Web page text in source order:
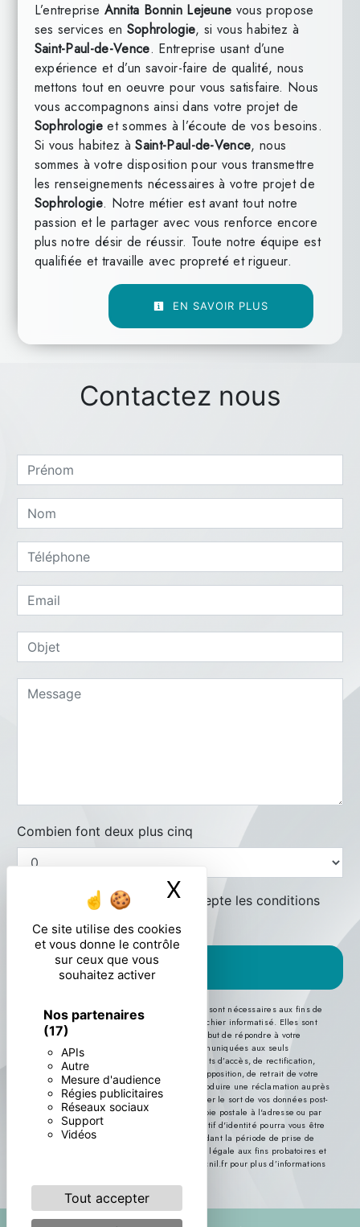
Ce site utilise des cookies
et vous donne le contrôle
sur ceux que vous
souhaitez activer
Nos partenaires
(17)
APIs
Autre
Mesure d'audience
Régies publicitaires
Réseaux sociaux
Support
Vidéos
Tout accepter
X Masquer le
L’entreprise Annita Bonnin Lejeune vous propose
ses services en Sophrologie, si vous habitez à
Saint-Paul-de-Vence. Entreprise usant d’une
expérience et d’un savoir-faire de qualité, nous
mettons tout en oeuvre pour vous satisfaire. Nous
vous accompagnons ainsi dans votre projet de
Sophrologie et sommes à l’écoute de vos besoins.
Si vous habitez àSaint-Paul-de-Vence, nous
sommes à votre disposition pour vous transmettre
les renseignements nécessaires à votre projet de
Sophrologie. Notre métier est avant tout notre
passion et le partager avec vous renforce encore
plus notre désir de réussir. Toute notre équipe est
qualifiée et travaille avec propreté et rigueur.
EN SAVOIR PLUS
Contactez nous
Combien font deux plus cinq
En cochant cette case, j'accepte les conditions
ENVOYER
** Les données personnelles communiquées sont nécessaires aux fins de
vous contacter et sont enregistrées dans un fichier informatisé. Elles sont
destinées à et ses sous-traitants dans le seul but de répondre à votre
message. Les données collectées seront communiquées aux seuls
destinataires suivants: . Vous disposez de droits d’accès, de rectification,
d’effacement, de portabilité, de limitation, d’opposition, de retrait de votre
consentement à tout moment et du droit d’introduire une réclamation auprès
d’une autorité de contrôle, ainsi que d’organiser le sort de vos données post-
mortem. Vous pouvez exercer ces droits par voie postale à l'adresse ou par
courrier électronique à l'adresse . Un justificatif d'identité pourra vous être
demandé. Nous conservons vos données pendant la période de prise de
contact puis pendant la durée de prescription légale aux fins probatoires et
de gestion des contentieux. Consultez le site cnil.fr pour plus d’informations